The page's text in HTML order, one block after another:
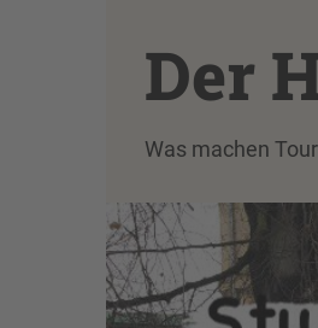
Der
Was machen